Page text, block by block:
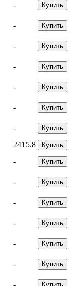
- Купить
- Купить
- Купить
- Купить
- Купить
- Купить
- Купить
2415.8 Купить
- Купить
- Купить
- Купить
- Купить
- Купить
- Купить